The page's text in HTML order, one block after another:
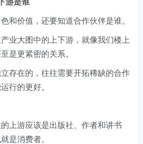
游是谁
和价值，还要知道合作伙伴是谁。
业大图中的上下游，就像我们楼上
是更紧密的关系。
存在的，往往需要开拓稀缺的合作
行的更好。
上游应该是出版社、作者和讲书
是消费者。